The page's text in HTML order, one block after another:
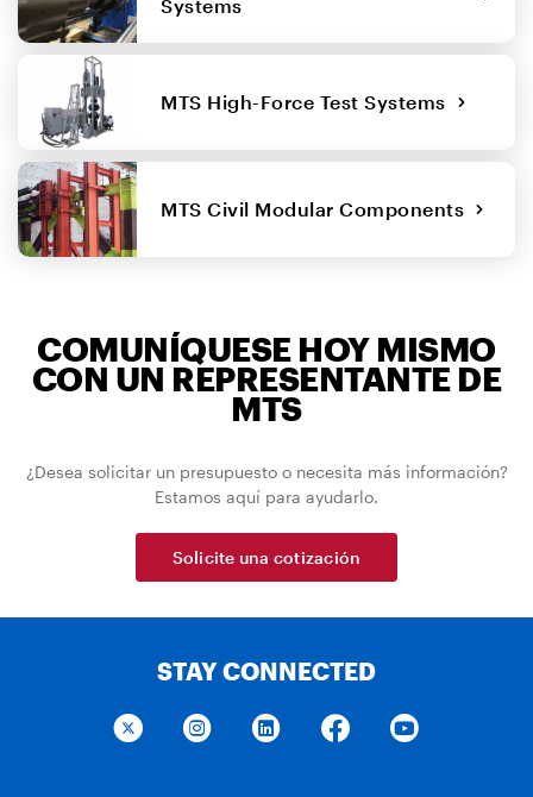
Systems
MTS High-Force Test Systems
MTS Civil Modular Components
COMUNÍQUESE HOY MISMO
CON UN REPRESENTANTE DE
MTS
¿Desea solicitar un presupuesto o necesita más información?
Estamos aquí para ayudarlo.
Solicite una cotización
STAY CONNECTED